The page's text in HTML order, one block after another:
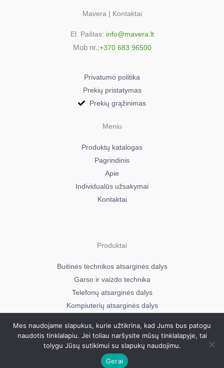
Mavera | Kontaktai
El. Paštas: info@mavera.lt
Mob nr.:+370 683 96500
Privatumo politika
Prekių pristatymas
Prekių grąžinimas
Meniu
Produktų katalogas
Pagrindinis
Apie
Individualūs užsakymai
Kontaktai
Produktai
Buitinės technikos atsarginės dalys
Garso ir vaizdo technika
Telefonų atsarginės dalys
Kompiuterių atsarginės dalys
Visos teisės saugomos © 2026
Mavera.lt
Mes naudojame slapukus, kurie užtikrina, kad Jums bus patogu
naudotis tinklalapiu. Jei toliau naršysite mūsų tinklalapyje, tai
tolygu Jūsų sutikimui su slapukų naudojimu.
Gerai